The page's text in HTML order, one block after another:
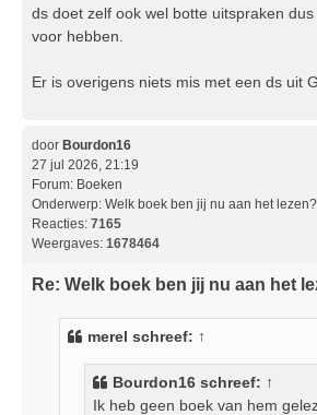
ds doet zelf ook wel botte uitspraken
voor hebben.
Er is overigens niets mis met een ds uit
door Bourdon16
27 jul 2026, 21:19
Forum: Boeken
Onderwerp: Welk boek ben jij nu aan het lezen?
Reacties: 7165
Weergaves: 1678464
Re: Welk boek ben jij nu aan het
merel schreef: ↑
Bourdon16 schreef: ↑
Ik heb geen boek van hem